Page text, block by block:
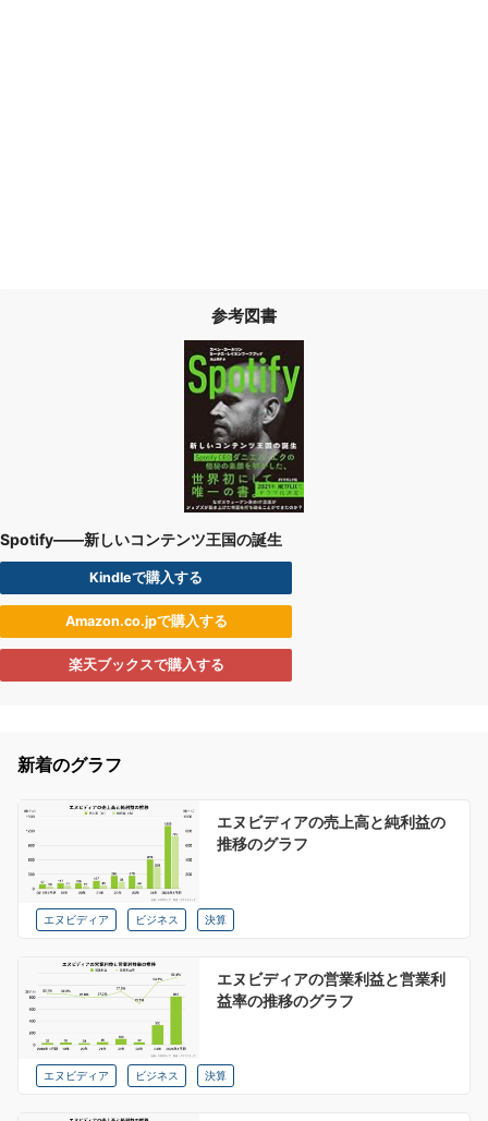
参考図書
Spotify――新しいコンテンツ王国の誕生
Kindleで購入する
Amazon.co.jpで購入する
楽天ブックスで購入する
新着のグラフ
エヌビディアの売上高と純利益の
推移のグラフ
エヌビディア ビジネス 決算
エヌビディアの営業利益と営業利
益率の推移のグラフ
エヌビディア ビジネス 決算